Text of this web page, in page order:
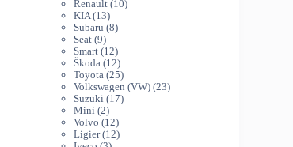
produktai
Renault 1010
KIA 1313
produktų
Subaru 88
Seat 99
produktai
Smart 1212
produktų
Škoda 1212
produktų
Toyota 2525
produktai
Volkswagen (VW) 2323
Suzuki 1717
Mini 22
produktai
Volvo 1212
produktų
Ligier 1212